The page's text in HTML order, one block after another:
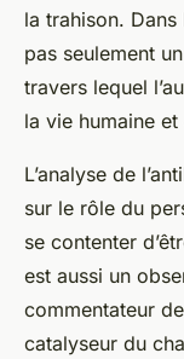
la trahison. Dans
pas seulement
travers lequel
la vie humaine
L’analyse de
sur le rôle du
se contenter
est aussi un
commentateur
catalyseur du